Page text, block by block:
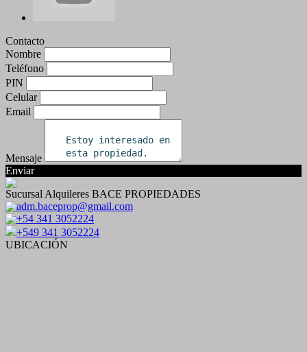
Contacto
Nombre
Teléfono
PIN
Celular
Email
Mensaje
Enviar
Sucursal Alquileres BACE PROPIEDADES
adm.baceprop@gmail.com
+54 341 3052224
+549 341 3052224
UBICACIÓN